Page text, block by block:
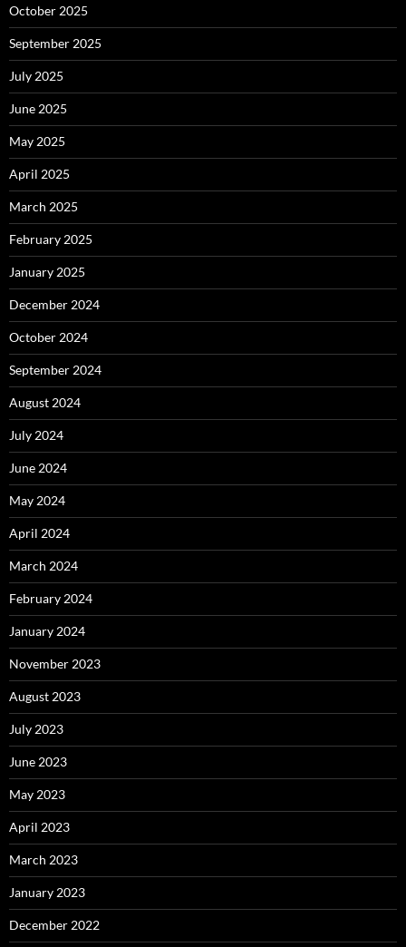
October 2025
September 2025
July 2025
June 2025
May 2025
April 2025
March 2025
February 2025
January 2025
December 2024
October 2024
September 2024
August 2024
July 2024
June 2024
May 2024
April 2024
March 2024
February 2024
January 2024
November 2023
August 2023
July 2023
June 2023
May 2023
April 2023
March 2023
January 2023
December 2022